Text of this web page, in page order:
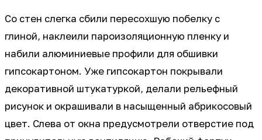
Со стен слегка сбили пересохшую побелку с
глиной, наклеили пароизоляционную пленку и
набили алюминиевые профили для обшивки
гипсокартоном. Уже гипсокартон покрывали
декоративной штукатуркой, делали рельефный
рисунок и окрашивали в насыщенный абрикосовый
цвет. Слева от окна предусмотрели отверстие под